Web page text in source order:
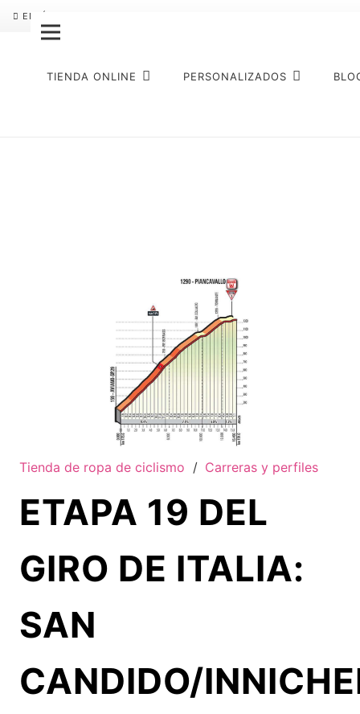
ENVÍO GRATIS
TIENDA ONLINE PERSONALIZADOS
Tienda de ropa de ciclismo / Carreras y perfiles
ETAPA 19 DEL
GIRO DE ITALIA:
SAN
CANDIDO/